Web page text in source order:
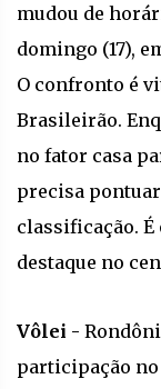
mudou de
domingo (17),
O confronto é
Brasileirão.
no fator casa
precisa
classificação. É
destaque no
Vôlei -
participação no